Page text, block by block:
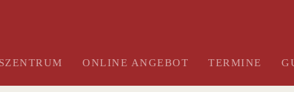
ONLINE ANGEBOT TERMINE